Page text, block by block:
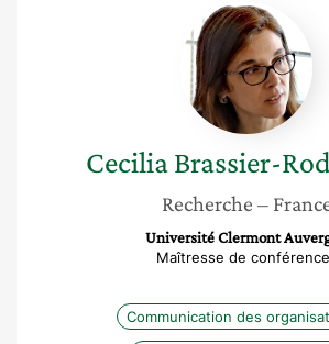
Cecilia
Brassier-
Rodrigues
CeciliaBrassier-
Recherche –
Université Clermont
Maîtresse de
Communication des